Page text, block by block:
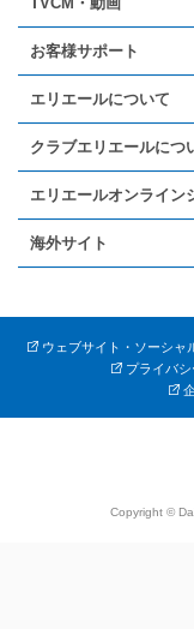
お客様サポート
エリエールについて
クラブエリエールにつ
エリエールオンライン
海外サイト
ウェブサイト・ソーシャ
プライバ
Copyright ©